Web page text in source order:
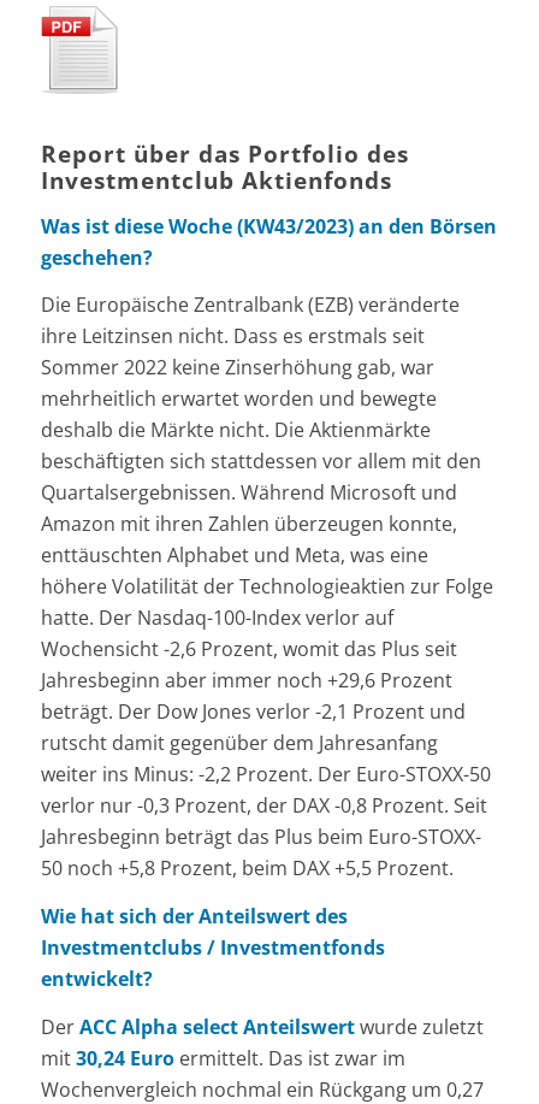
Report über das Portfolio des
Investmentclub Aktienfonds
Was ist diese Woche (KW43/2023) an den Börsen
geschehen?
Die Europäische Zentralbank (EZB) veränderte
ihre Leitzinsen nicht. Dass es erstmals seit
Sommer 2022 keine Zinserhöhung gab, war
mehrheitlich erwartet worden und bewegte
deshalb die Märkte nicht. Die Aktienmärkte
beschäftigten sich stattdessen vor allem mit den
Quartalsergebnissen. Während Microsoft und
Amazon mit ihren Zahlen überzeugen konnte,
enttäuschten Alphabet und Meta, was eine
höhere Volatilität der Technologieaktien zur Folge
hatte. Der Nasdaq-100-Index verlor auf
Wochensicht -2,6 Prozent, womit das Plus seit
Jahresbeginn aber immer noch +29,6 Prozent
beträgt. Der Dow Jones verlor -2,1 Prozent und
rutscht damit gegenüber dem Jahresanfang
weiter ins Minus: -2,2 Prozent. Der Euro-STOXX-50
verlor nur -0,3 Prozent, der DAX -0,8 Prozent. Seit
Jahresbeginn beträgt das Plus beim Euro-STOXX-
50 noch +5,8 Prozent, beim DAX +5,5 Prozent.
Wie hat sich der Anteilswert des
Investmentclubs / Investmentfonds
entwickelt?
DerACC Alpha select Anteilswertwurde zuletzt
mit30,24 Euro ermittelt. Das ist zwar im
Wochenvergleich nochmal ein Rückgang um 0,27